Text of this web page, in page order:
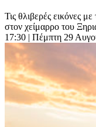
Τις θλιβερές εικόνες
στον χείμαρρο του
17:30 | Πέμπτη 29